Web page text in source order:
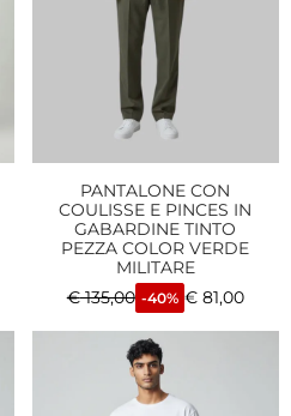
PANTALONE CON
COULISSE E PINCES IN
GABARDINE TINTO
PEZZA COLOR VERDE
MILITARE
€135,00 -40% €81,00